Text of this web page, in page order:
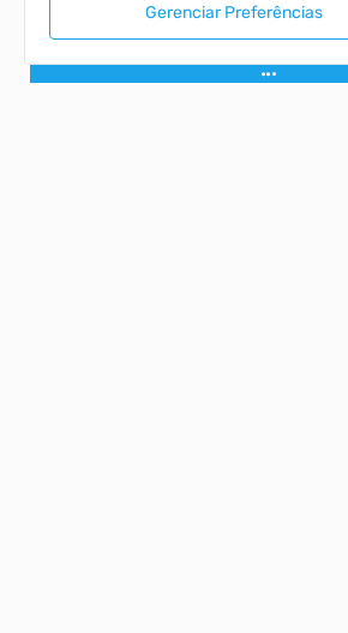
Gerenciar Preferências